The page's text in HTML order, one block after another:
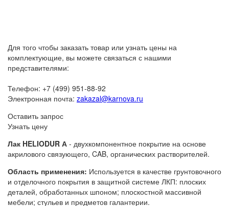
Для того чтобы заказать товар или узнать цены на
комплектующие, вы можете связаться с нашими
представителями:
Телефон: +7 (499) 951-88-92
Электронная почта: zakazal@karnova.ru
Оставить запрос
Узнать цену
Лак HELIODUR А - двухкомпонентное покрытие на основе
акрилового связующего, CAB, органических растворителей.
Область применения: Используется в качестве грунтовочного
и отделочного покрытия в защитной системе ЛКП: плоских
деталей, обработанных шпоном; плоскостной массивной
мебели; стульев и предметов галантерии.